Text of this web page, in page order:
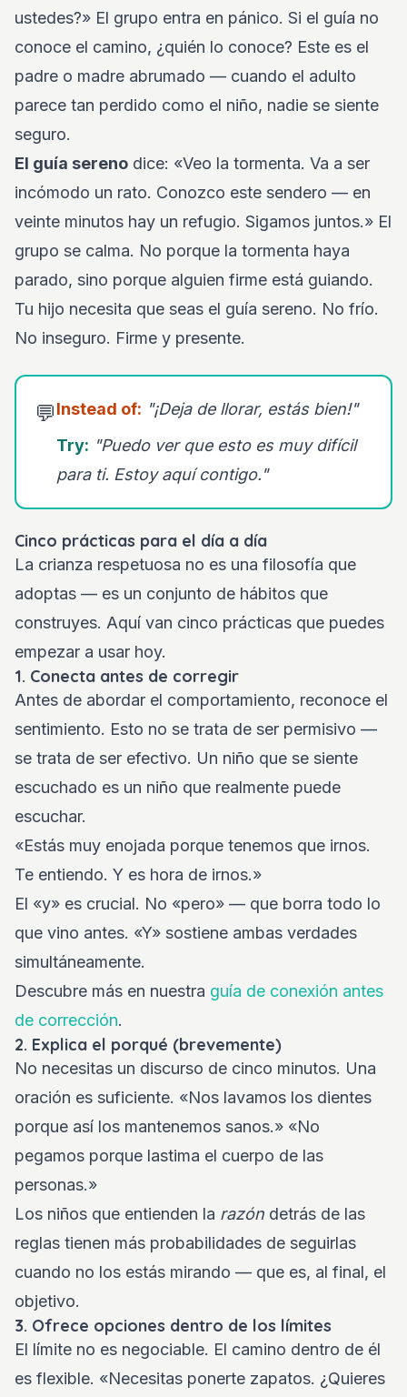
ustedes?» El grupo entra en pánico. Si el guía no
conoce el camino, ¿quién lo conoce? Este es el
padre o madre abrumado — cuando el adulto
parece tan perdido como el niño, nadie se siente
seguro.
El guía sereno dice: «Veo la tormenta. Va a ser
incómodo un rato. Conozco este sendero — en
veinte minutos hay un refugio. Sigamos juntos.» El
grupo se calma. No porque la tormenta haya
parado, sino porque alguien firme está guiando.
Tu hijo necesita que seas el guía sereno. No frío.
No inseguro. Firme y presente.
💬Instead of: "¡Deja de llorar, estás bien!"
Try: "Puedo ver que esto es muy difícil
para ti. Estoy aquí contigo."
Cinco prácticas para el día a día
La crianza respetuosa no es una filosofía que
adoptas — es un conjunto de hábitos que
construyes. Aquí van cinco prácticas que puedes
empezar a usar hoy.
1. Conecta antes de corregir
Antes de abordar el comportamiento, reconoce el
sentimiento. Esto no se trata de ser permisivo —
se trata de ser efectivo. Un niño que se siente
escuchado es un niño que realmente puede
escuchar.
«Estás muy enojada porque tenemos que irnos.
Te entiendo. Y es hora de irnos.»
El «y» es crucial. No «pero» — que borra todo lo
que vino antes. «Y» sostiene ambas verdades
simultáneamente.
Descubre más en nuestra guía de conexión antes
de corrección.
2. Explica el porqué (brevemente)
No necesitas un discurso de cinco minutos. Una
oración es suficiente. «Nos lavamos los dientes
porque así los mantenemos sanos.» «No
pegamos porque lastima el cuerpo de las
personas.»
Los niños que entienden la razón detrás de las
reglas tienen más probabilidades de seguirlas
cuando no los estás mirando — que es, al final, el
objetivo.
3. Ofrece opciones dentro de los límites
El límite no es negociable. El camino dentro de él
es flexible. «Necesitas ponerte zapatos. ¿Quieres